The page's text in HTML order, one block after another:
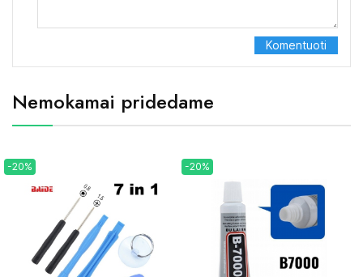
Nemokamai pridedame
-20% -20%